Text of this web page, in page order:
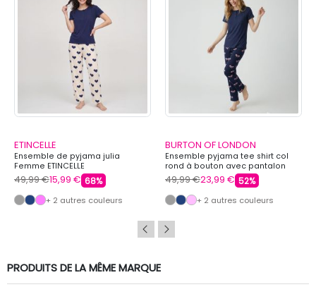
ETINCELLE
Ensemble de pyjama julia
Femme ETINCELLE
49,99 €15,99 € 68%
+ 2 autres couleurs
BURTON OF LONDON
Ensemble pyjama tee shirt col
rond à bouton avec pantalon
imprimé honey Femme BURTON
OF LONDON
49,99 €23,99 € 52%
+ 2 autres couleurs
PRODUITS DE LA MÊME MARQUE